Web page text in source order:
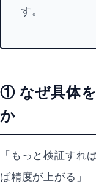
す。
① なぜ具体
か
「もっと検証すれ
ば精度が上がる」